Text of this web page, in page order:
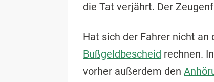
die Tat verjährt. Der
Hat sich der Fahrer nicht an
Bußgeldbescheid rechnen.
vorher außerdem den